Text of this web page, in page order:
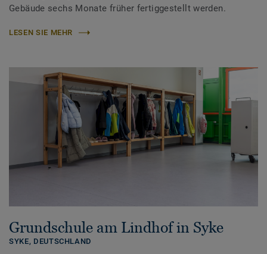
Gebäude sechs Monate früher fertiggestellt werden.
LESEN SIE MEHR
Grundschule am Lindhof in Syke
SYKE, DEUTSCHLAND